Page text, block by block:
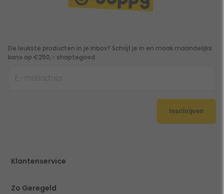
De leukste producten in je inbox? Schrijf je in en maak maandelijks
kans op €250,- shoptegoed.
Inschrijven
Klantenservice
Zo Geregeld